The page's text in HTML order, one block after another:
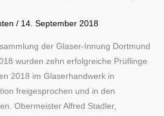
/ 14. September 2018
der Glaser-Innung Dortmund
wurden zehn erfolgreiche Prüflinge
2018 im Glaserhandwerk in
freigesprochen und in den
Obermeister Alfred Stadler,